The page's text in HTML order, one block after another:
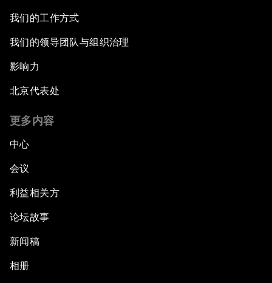
我们的工作方式
我们的领导团队与组织治理
影响力
北京代表处
更多内容
中心
会议
利益相关方
论坛故事
新闻稿
相册